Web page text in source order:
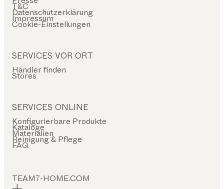
T&C
Datenschutzerklärung
Impressum
Cookie-Einstellungen
SERVICES VOR ORT
Händler finden
Stores
SERVICES ONLINE
Konfigurierbare Produkte
Kataloge
Materialien
Reinigung & Pflege
FAQ
TEAM7-HOME.COM